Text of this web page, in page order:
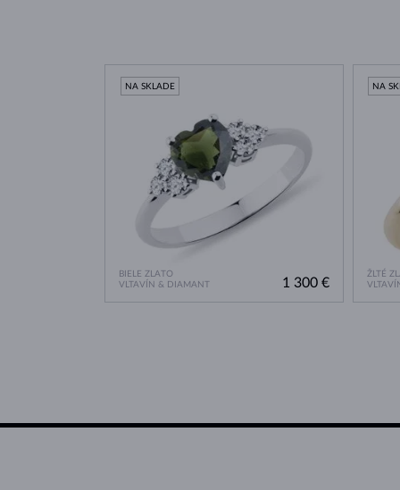
BIELE ZLATO
VLTAVÍN & DIAMANT
NA SKLADE
1 300 €
ŽLTÉ
NA